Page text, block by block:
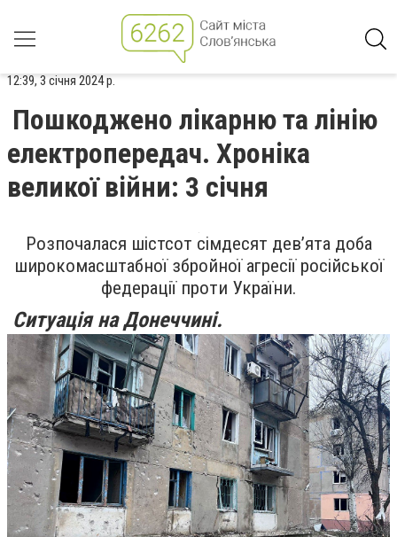
12:39, 3 січня 2024 р.
Пошкоджено лікарню та лінію
електропередач. Хроніка
великої війни: 3 січня
Розпочалася шістсот сімдесят дев’ята доба
широкомасштабної збройної агресії російської
федерації проти України.
Ситуація на Донеччині.